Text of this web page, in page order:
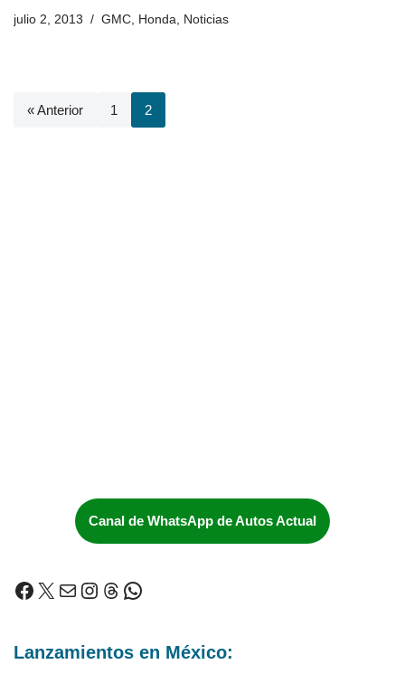
julio 2, 2013 GMC, Honda, Noticias
« Anterior 1 2
Canal de WhatsApp de Autos Actual
Lanzamientos en México: